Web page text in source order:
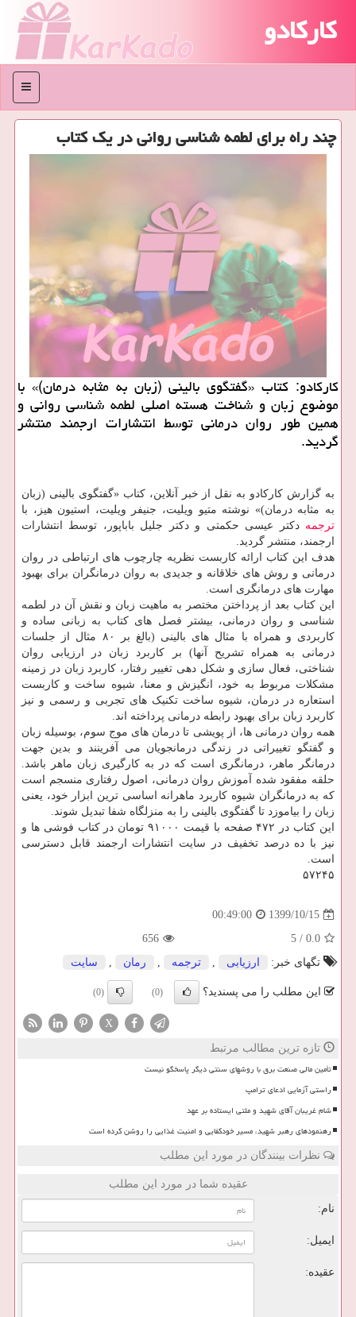
کارکادو
منو
چند راه برای لطمه شناسی روانی در یك كتاب
کارکادو: کتاب «گفتگوی بالینی (زبان به مثابه درمان)» با
موضوع زبان و شناخت هسته اصلی لطمه شناسی روانی و
همین طور روان درمانی توسط انتشارات ارجمند منتشر
گردید.
به گزارش کارکادو به نقل از خبر آنلاین، کتاب «گفتگوی بالینی (زبان
به مثابه درمان)» نوشته متیو ویلیت، جنیفر ویلیت، استیون هیز، با
ترجمه دکتر عیسی حکمتی و دکتر جلیل باباپور، توسط انتشارات
ارجمند، منتشر گردید.
هدف این کتاب ارائه کاربست نظریه چارچوب های ارتباطی در روان
درمانی و روش های خلاقانه و جدیدی به روان درمانگران برای بهبود
مهارت های درمانگری است.
این کتاب بعد از پرداختن مختصر به ماهیت زبان و نقش آن در لطمه
شناسی و روان درمانی، بیشتر فصل های کتاب به زبانی ساده و
کاربردی و همراه با مثال های بالینی (بالغ بر ۸۰ مثال از جلسات
درمانی به همراه تشریح آنها) بر کاربرد زبان در ارزیابی روان
شناختی، فعال سازی و شکل دهی تغییر رفتار، کاربرد زبان در زمینه
مشکلات مربوط به خود، انگیزش و معنا، شیوه ساخت و کاربست
استعاره در درمان، شیوه ساخت تکنیک های تجربی و رسمی و نیز
کاربرد زبان برای بهبود رابطه درمانی پرداخته اند.
همه روان درمانی ها، از پویشی تا درمان های موج سوم، بوسیله زبان
و گفتگو تغییراتی در زندگی درمانجویان می آفرینند و بدین جهت
درمانگر ماهر، درمانگری است که در به کارگیری زبان ماهر باشد.
حلقه مفقود شده آموزش روان درمانی، اصول رفتاری منسجم است
که به درمانگران شیوه کاربرد ماهرانه اساسی ترین ابزار خود، یعنی
زبان را بیاموزد تا گفتگوی بالینی را به منزلگاه شفا تبدیل شوند.
این کتاب در ۴۷۲ صفحه با قیمت ۹۱۰۰۰ تومان در کتاب فوشی ها و
نیز با ده درصد تخفیف در سایت انتشارات ارجمند قابل دسترسی
است.
۵۷۲۴۵
1399/10/15
00:49:00
0.0
/
5
656
تگهای خبر:
ارزیابی , ترجمه , رمان , سایت
این مطلب را می پسندید؟ (0)
(0)
X
تازه ترین مطالب مرتبط
تأمین مالی صنعت برق با روشهای سنتی دیگر پاسخگو نیست
راستی آزمایی ادعای ترامپ
شام غریبان آقای شهید و ملتی ایستاده بر عهد
رهنمودهای رهبر شهید، مسیر خودکفایی و امنیت غذایی را روشن کرده است
نظرات بینندگان در مورد این مطلب
عقیده شما در مورد این مطلب
نام:
ایمیل:
عقیده: